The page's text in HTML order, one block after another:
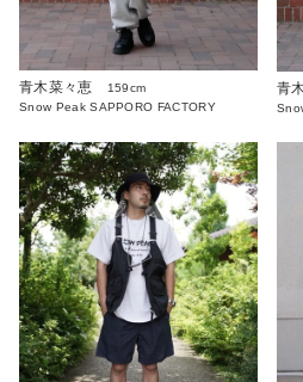
青木菜々恵
159cm
Snow Peak SAPPORO FACTORY
青